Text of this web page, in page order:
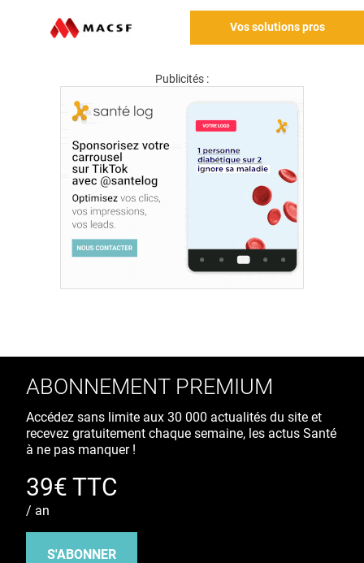
Vos solutions pros
Publicités :
ABONNEMENT PREMIUM
Accédez sans limite aux 30 000 actualités du site et
recevez gratuitement chaque semaine, les actus Santé
à ne pas manquer !
39€ TTC
/ an
S'ABONNER